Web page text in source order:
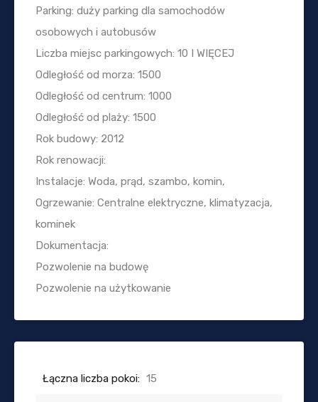
Parking: duży parking dla samochodów
osobowych i autobusów
Liczba miejsc parkingowych: 10 I WIĘCEJ
Odległość od morza: 1500
Odległość od centrum: 1000
Odległość od plaży: 1500
Rok budowy: 2012
Rok renowacji:
Instalacje: Woda, prąd, szambo, komin,
Ogrzewanie: Centralne elektryczne, klimatyzacja,
kominek
Dokumentacja:
Pozwolenie na budowę
Pozwolenie na użytkowanie
Łączna liczba pokoi: 15